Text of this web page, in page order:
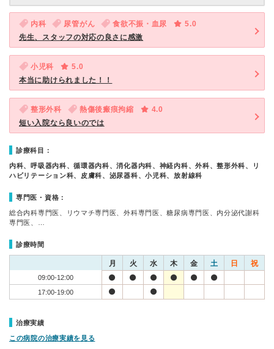
内科 尿管がん 食欲不振・血尿
5.0
先生、スタッフの対応の良さに感激
小児科
5.0
本当に助けられました！！
整形外科 熱傷後瘢痕拘縮
4.0
短い入院なら良いのでは
診療科目：
内科、呼吸器内科、循環器内科、消化器内科、神経内科、外科、整形外科、リ
ハビリテーション科、皮膚科、泌尿器科、小児科、放射線科
専門医・資格：
総合内科専門医、リウマチ専門医、外科専門医、糖尿病専門医、内分泌代謝科
専門医、…
診療時間
月 火 水 木 金 土 日 祝
09:00-12:00
17:00-19:00
治療実績
この病院の治療実績を見る